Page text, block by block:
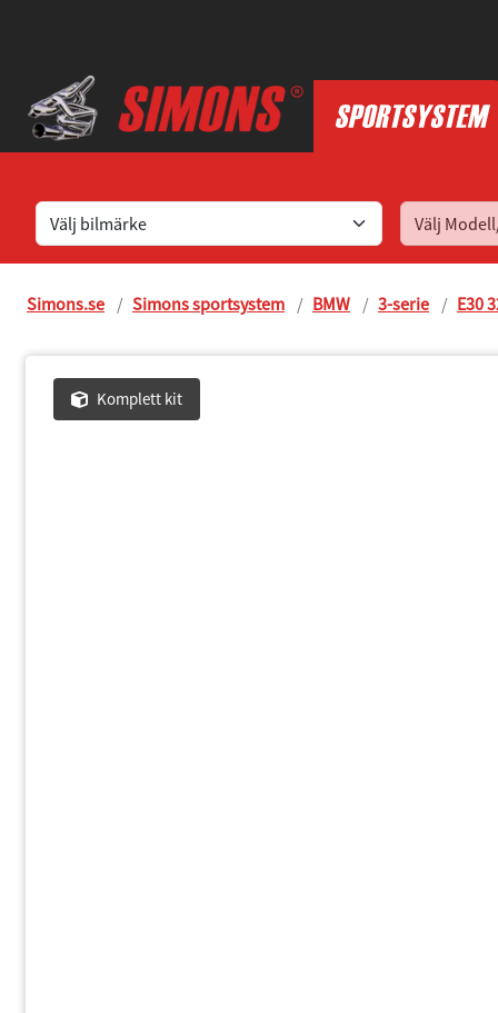
Simons.se Simons sportsystem BMW 3-serie E30
Komplett kit